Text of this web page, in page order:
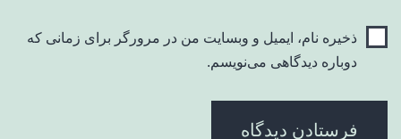
ذخیره نام، ایمیل و وبسایت من در مرورگر برای زمانی که
دوباره دیدگاهی می‌نویسم.